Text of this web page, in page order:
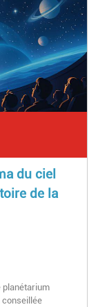
du ciel
de la
planétarium
conseillée